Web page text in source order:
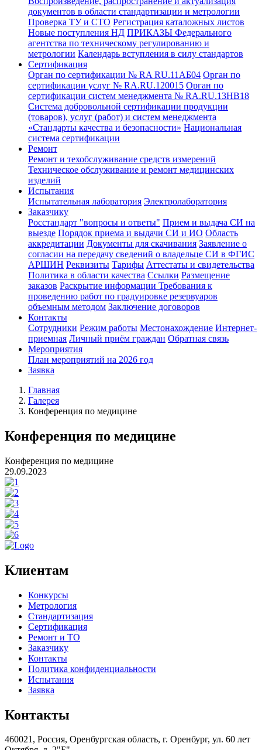
документов в области стандартизации и метрологии
Проверка ТУ и СТО Регистрация каталожных листов
Новые поступления НД ПРИКАЗЫ Федерального
агентства по техническому регулированию и
метрологии Календарь вступления в силу стандартов
Сертификация
Орган по сертификации № RA RU.11АБ04 Орган по
сертификации услуг № RA.RU.120015 Орган по
сертификации систем менеджмента № RA.RU.13HB18
Система добровольной сертификации продукции
(товаров), услуг (работ) и систем менеджмента
«Стандарты качества и безопасности» Национальная
система сертификации
Ремонт
Ремонт и техобслуживание средств измерений
Техническое обслуживание и ремонт медицинских
изделий
Испытания
Испытательная лаборатория Электролаборатория
Заказчику
Росстандарт "вопросы и ответы" Прием и выдача СИ на
выезде Порядок приема и выдачи СИ и ИО Область
аккредитации Документы для скачивания Заявление о
согласии на передачу сведений о владельце СИ в ФГИС
АРШИН Реквизиты Тарифы Аттестаты и свидетельства
Политика в области качества Ссылки Размещение
заказов Раскрытие информации Требования к
проведению работ по градуировке резервуаров
объемным методом Заключение договоров
Контакты
Сотрудники Режим работы Местонахождение Интернет-
приемная Личный приём граждан Обратная связь
Мероприятия
План мероприятий на 2026 год
Заявка
Главная
Галерея
Конференция по медицине
Конференция по медицине
Конференция по медицине
29.09.2023
Клиентам
Конкурсы
Метрология
Стандартизация
Сертификация
Ремонт и ТО
Заказчику
Контакты
Политика конфиденциальности
Испытания
Заявка
Контакты
460021, Россия, Оренбургская область, г. Оренбург, ул. 60 лет